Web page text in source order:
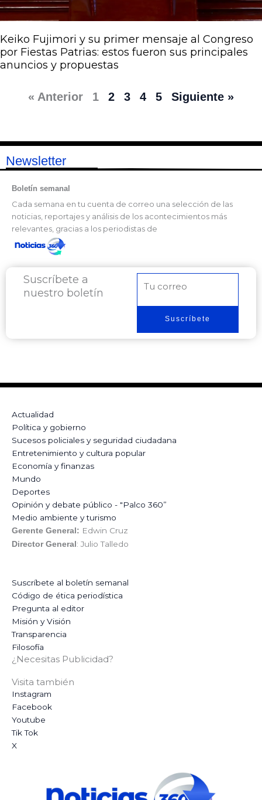
Keiko Fujimori y su primer mensaje al Congreso
por Fiestas Patrias: estos fueron sus principales
anuncios y propuestas
« Anterior 1 2 3 4 5 Siguiente »
Newsletter
Boletín semanal
Cada semana en tu cuenta de correo una selección de las
noticias, reportajes y análisis de los acontecimientos más
relevantes, gracias a los periodistas de
Suscríbete a
nuestro boletín
electrónico
Suscríbete
Actualidad
Política y gobierno
Sucesos policiales y seguridad ciudadana
Entretenimiento y cultura popular
Economía y finanzas
Mundo
Deportes
Opinión y debate público - "Palco 360”
Medio ambiente y turismo
Gerente General: Edwin Cruz
Director General: Julio Talledo
Suscríbete al boletín semanal
Código de ética periodística
Pregunta al editor
Misión y Visión
Transparencia
Filosofía
¿Necesitas Publicidad?
Visita también
Instagram
Facebook
Youtube
Tik Tok
X